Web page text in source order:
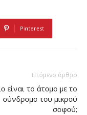
Pinterest
Επόμενο άρθρο
είναι το άτομο με το
σύνδρομο του μικρού
σοφού;